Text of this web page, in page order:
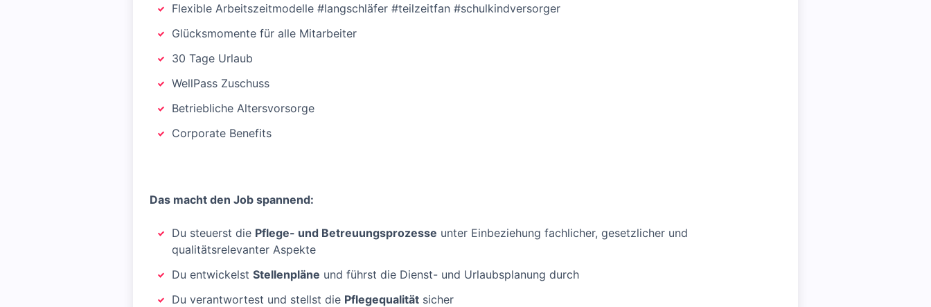
Flexible Arbeitszeitmodelle #langschläfer #teilzeitfan #schulkindversorger
Glücksmomente für alle Mitarbeiter
30 Tage Urlaub
WellPass Zuschuss
Betriebliche Altersvorsorge
Corporate Benefits
Das macht den Job spannend:
Du steuerst die Pflege- und Betreuungsprozesse unter Einbeziehung fachlicher, gesetzlicher und
qualitätsrelevanter Aspekte
Du entwickelst Stellenpläne und führst die Dienst- und Urlaubsplanung durch
Du verantwortest und stellst die Pflegequalität sicher